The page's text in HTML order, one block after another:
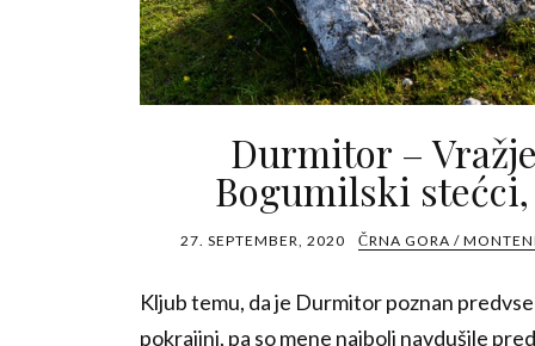
Durmitor –
Bogumilski
27. SEPTEMBER, 2020 ČRNA GORA /
Kljub temu, da je Durmitor poznan
pokrajini, pa so mene najbolj navdušile